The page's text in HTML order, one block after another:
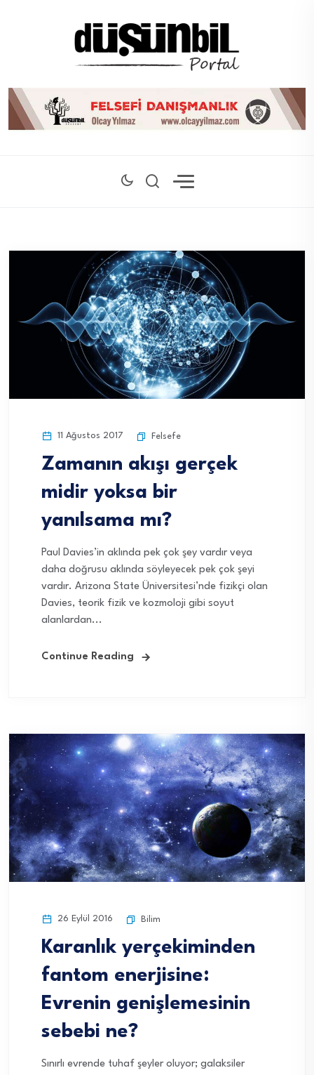
11 Ağustos 2017 Felsefe
Zamanın akışı gerçek
midir yoksa bir
yanılsama mı?
Paul Davies’in aklında pek çok şey vardır veya
daha doğrusu aklında söyleyecek pek çok şeyi
vardır. Arizona State Üniversitesi’nde fizikçi olan
Davies, teorik fizik ve kozmoloji gibi soyut
alanlardan...
Continue Reading
26 Eylül 2016 Bilim
Karanlık yerçekiminden
fantom enerjisine:
Evrenin genişlemesinin
sebebi ne?
Sınırlı evrende tuhaf şeyler oluyor; galaksiler